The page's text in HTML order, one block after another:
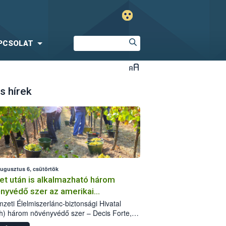
hírek
6, csütörtök
után is alkalmazható három
szer az amerikai
ellen
Élelmiszerlánc-biztonsági Hivatal
három növényvédő szer – Decis Forte,
24 EW, Oroganic – engedélyokiratát